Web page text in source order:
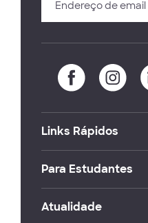
Links Rápidos
Para Estudantes
Atualidade